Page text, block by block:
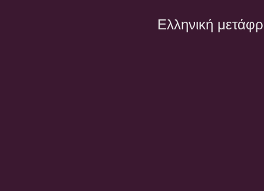
Ελληνική